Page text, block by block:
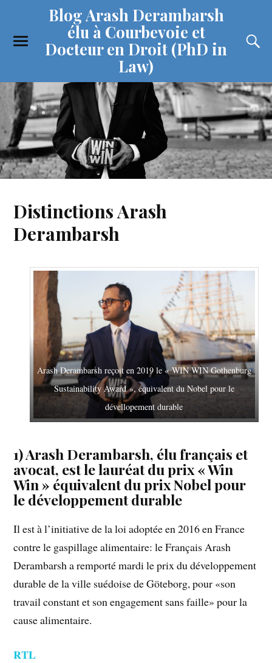
Blog Arash Derambarsh
élu à Courbevoie et
Docteur en Droit (PhD in
Law)
Distinctions Arash
Derambarsh
Arash Derambarsh reçoit en 2019 le « WIN WIN Gothenburg
Sustainability Award », équivalent du Nobel pour le
dévellopement durable
1) Arash Derambarsh, élu français et
avocat, est le lauréat du prix « Win
Win » équivalent du prix Nobel pour
le développement durable
Il est à l’initiative de la loi adoptée en 2016 en France
contre le gaspillage alimentaire: le Français Arash
Derambarsh a remporté mardi le prix du développement
durable de la ville suédoise de Göteborg, pour «son
travail constant et son engagement sans faille» pour la
cause alimentaire.
RTL